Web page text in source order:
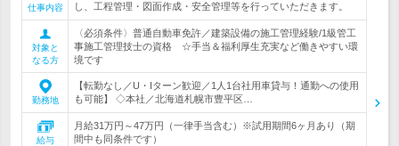
仕事内容
し、工程管理・図面作成・安全管理等を行っていただきます。
対象と
なる方
〈必須条件〉普通自動車免許／建築設備の施工管理経験/1級管工
事施工管理技士の資格 ☆手当＆福利厚生充実など働きやすい環
境です
勤務地
【転勤なし／U・Iターン歓迎／1人1台社用車貸与！通勤への使用
も可能】 ◇本社／北海道札幌市豊平区…
給与
月給31万円～47万円（一律手当含む）※試用期間6ヶ月あり（期
間中も同条件です）